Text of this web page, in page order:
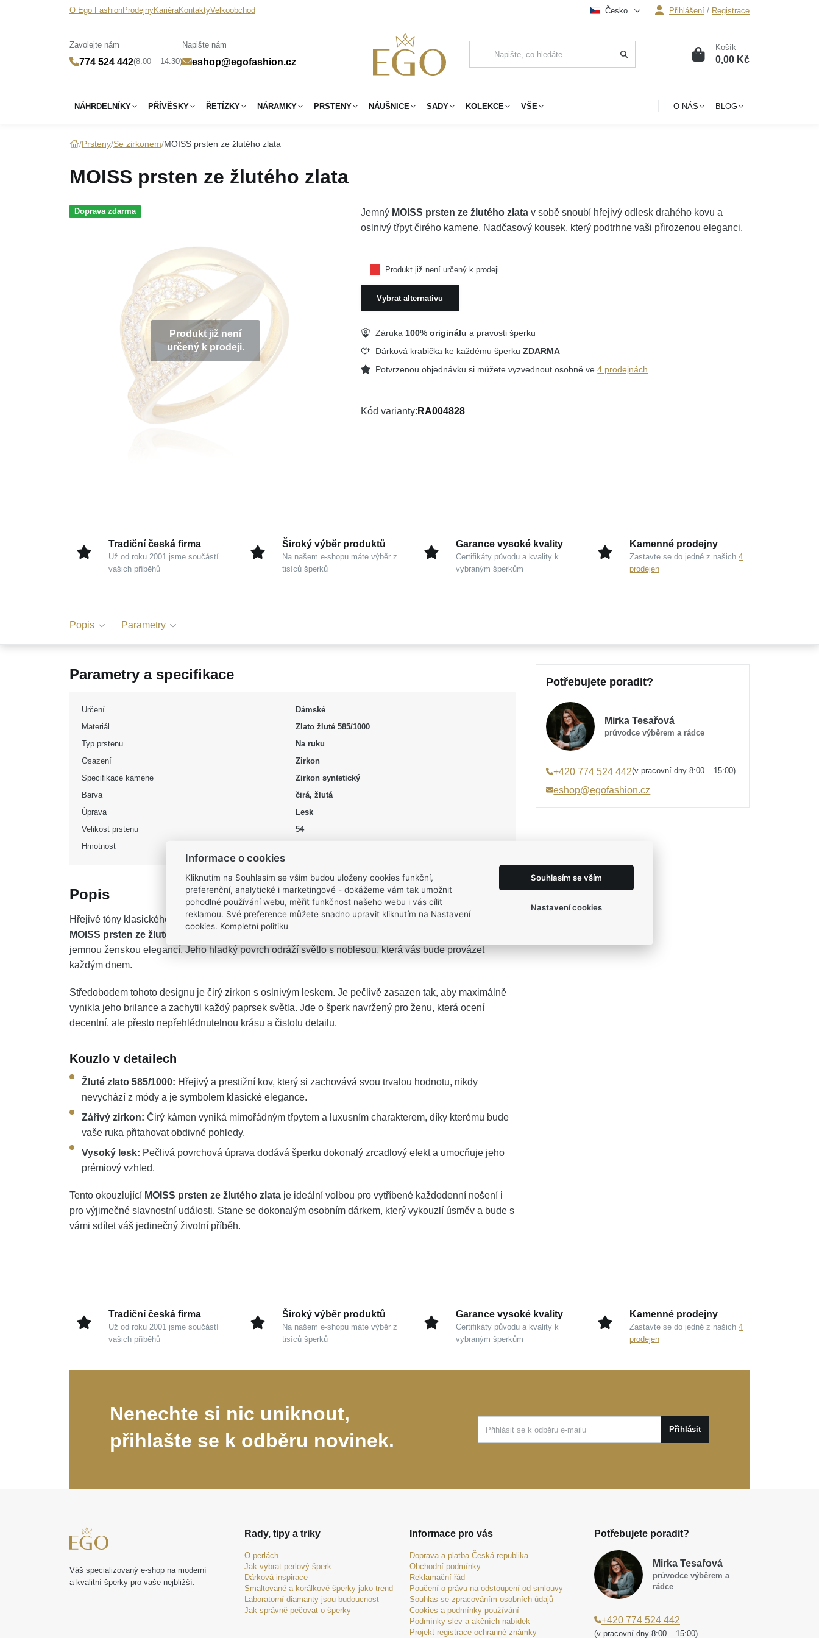
O Ego FashionProdejnyKariéraKontaktyVelkoobchod
Zavolejte nám
774 524 442(8:00 – 14:30)
Napište nám
eshop@egofashion.cz
Česko Přihlášení / Registrace
0 Košík
0,00 Kč
NÁHRDELNÍKY PŘÍVĚSKY ŘETÍZKY NÁRAMKY PRSTENY NÁUŠNICE SADY KOLEKCE VŠE O NÁS BLOG
Prsteny Se zirkonem MOISS prsten ze žlutého zlata
MOISS prsten ze žlutého zlata
Doprava zdarma
Produkt již není
určený k prodeji.
Jemný MOISS prsten ze žlutého zlata v sobě snoubí hřejivý odlesk drahého kovu a
oslnivý třpyt čirého kamene. Nadčasový kousek, který podtrhne vaši přirozenou eleganci.
Produkt již není určený k prodeji.
Vybrat alternativu
Záruka 100% originálu a pravosti šperku
Dárková krabička ke každému šperkuZDARMA
Potvrzenou objednávku si můžete vyzvednout osobně ve4 prodejnách
Kód varianty RA004828
Tradiční česká firma
Už od roku 2001 jsme součástí
vašich příběhů
Široký výběr produktů
Na našem e-shopu máte výběr z
tisíců šperků
Garance vysoké kvality
Certifikáty původu a kvality k
vybraným šperkům
Kamenné prodejny
Zastavte se do jedné z našich 4
prodejen
Popis Parametry
Parametry a specifikace
Určení
Dámské
Materiál
Zlato žluté 585/1000
Typ prstenu
Na ruku
Osazení
Zirkon
Specifikace kamene
Zirkon syntetický
Barva
čirá, žlutá
Úprava
Lesk
Velikost prstenu
54
Hmotnost
Popis
Hřejivé tóny klasického materiálu a precizní zpracování dělají z tohoto kousku nadčasový klenot.
MOISS prsten ze žlutého zlata
představuje dokonalou harmonii mezi tradičním šperkařským uměním a
jemnou ženskou elegancí. Jeho hladký povrch odráží světlo s noblesou, která vás bude provázet
každým dnem.
Středobodem tohoto designu je čirý zirkon s oslnivým leskem. Je pečlivě zasazen tak, aby maximálně
vynikla jeho brilance a zachytil každý paprsek světla. Jde o šperk navržený pro ženu, která ocení
decentní, ale přesto nepřehlédnutelnou krásu a čistotu detailu.
Kouzlo v detailech
Žluté zlato 585/1000: Hřejivý a prestižní kov, který si zachovává svou trvalou hodnotu, nikdy
nevychází z módy a je symbolem klasické elegance.
Zářivý zirkon: Čirý kámen vyniká mimořádným třpytem a luxusním charakterem, díky kterému bude
vaše ruka přitahovat obdivné pohledy.
Vysoký lesk: Pečlivá povrchová úprava dodává šperku dokonalý zrcadlový efekt a umocňuje jeho
prémiový vzhled.
Tento okouzlující MOISS prsten ze žlutého zlata je ideální volbou pro vytříbené každodenní nošení i
pro výjimečné slavnostní události. Stane se dokonalým osobním dárkem, který vykouzlí úsměv a bude s
vámi sdílet váš jedinečný životní příběh.
Potřebujete poradit?
Mirka Tesařová
průvodce výběrem a rádce
+420 774 524 442(v pracovní dny 8:00 – 15:00)
eshop@egofashion.cz
Tradiční česká firma
Už od roku 2001 jsme součástí
vašich příběhů
Široký výběr produktů
Na našem e-shopu máte výběr z
tisíců šperků
Garance vysoké kvality
Certifikáty původu a kvality k
vybraným šperkům
Kamenné prodejny
Zastavte se do jedné z našich 4
prodejen
Nenechte si nic uniknout,
přihlašte se k odběru novinek.
Přihlásit
Váš specializovaný e-shop na moderní
a kvalitní šperky pro vaše nejbližší.
Rady, tipy a triky
O perlách
Jak vybrat perlový šperk
Dárková inspirace
Smaltované a korálkové šperky jako trend
Laboratorní diamanty jsou budoucnost
Jak správně pečovat o šperky
Informace pro vás
Doprava a platba Česká republika
Obchodní podmínky
Reklamační řád
Poučení o právu na odstoupení od smlouvy
Souhlas se zpracováním osobních údajů
Cookies a podmínky používání
Podmínky slev a akčních nabídek
Projekt registrace ochranné známky
Potřebujete poradit?
Mirka Tesařová
průvodce výběrem a
rádce
+420 774 524 442
(v pracovní dny 8:00 – 15:00)
Informace o cookies
Kliknutím na Souhlasím se vším budou uloženy cookies funkční,
preferenční, analytické i marketingové - dokážeme vám tak umožnit
pohodlné používání webu, měřit funkčnost našeho webu i vás cílit
reklamou. Své preference můžete snadno upravit kliknutím na Nastavení
cookies. Kompletní politiku
Souhlasím se vším
Nastavení cookies